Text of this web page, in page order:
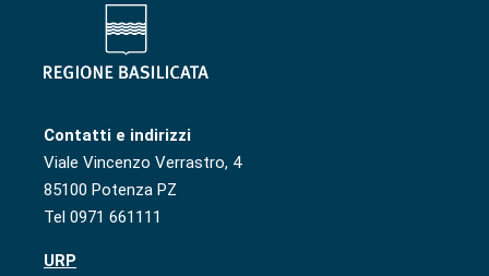
Contatti e indirizzi
Viale Vincenzo Verrastro, 4
85100 Potenza PZ
Tel 0971 661111
URP